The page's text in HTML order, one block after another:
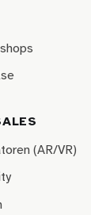
(AR/VR)